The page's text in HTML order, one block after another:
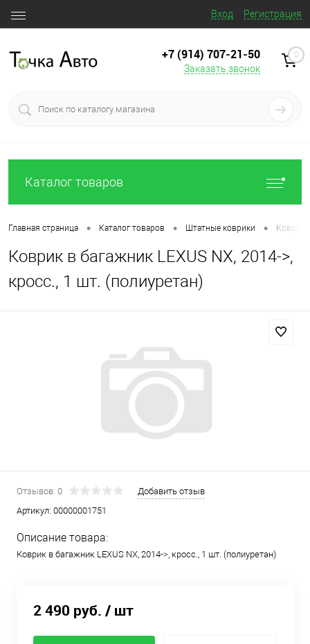
Вход Регистрация
+7 (914) 707‒21‒50
Заказать звонок
0
Каталог товаров
Главная страница • Каталог товаров • Штатные коврики • Коврик
Коврик в багажник LEXUS NX, 2014->,
кросс., 1 шт. (полиуретан)
Отзывов: 0
Добавить отзыв
Артикул: 00000001751
Описание товара:
Коврик в багажник LEXUS NX, 2014->, кросс., 1 шт. (полиуретан)
2 490 руб. / шт